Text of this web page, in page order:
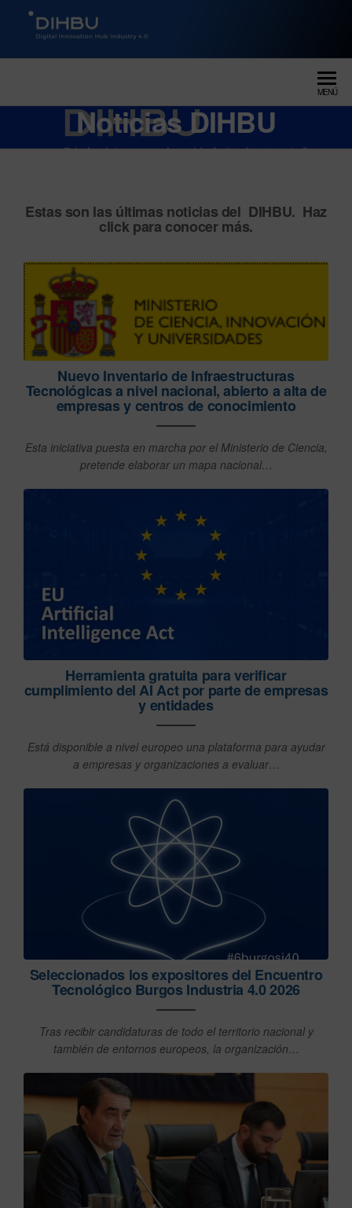
DIGITAL INNOVATION HUB
MENÚ
Noticias DIHBU
Estas son las últimas noticias del DIHBU. Haz
click para conocer más.
Nuevo Inventario de Infraestructuras
Tecnológicas a nivel nacional, abierto a alta de
empresas y centros de conocimiento
Esta iniciativa puesta en marcha por el Ministerio de Ciencia,
pretende elaborar un mapa nacional…
Herramienta gratuita para verificar
cumplimiento del AI Act por parte de empresas
y entidades
Está disponible a nivel europeo una plataforma para ayudar
a empresas y organizaciones a evaluar…
Seleccionados los expositores del Encuentro
Tecnológico Burgos Industria 4.0 2026
Tras recibir candidaturas de todo el territorio nacional y
también de entornos europeos, la organización…